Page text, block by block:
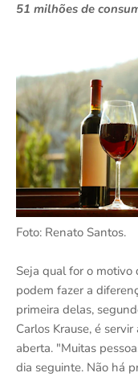
51 milhões de
Foto: Renato Santos.
Seja qual for o motivo
podem fazer a
primeira delas,
Carlos Krause, é
aberta. "Muitas
dia seguinte. Não há